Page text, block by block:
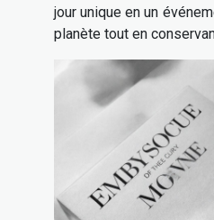
jour unique en un
planète tout en